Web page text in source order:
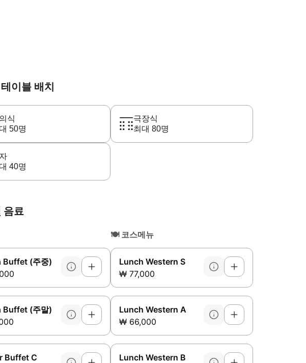
이블 배치
식
50명
극장식
최대 80명
40명
음료
Buffet (주중)
Buffet (주말)
Buffet C
🍽️ 코스메뉴
Lunch Western S
₩ 77,000
Lunch Western A
₩ 66,000
Lunch Western B